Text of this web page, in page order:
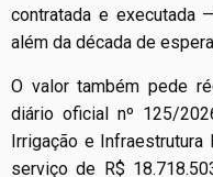
contratada e executada
além da década de
O valor também pede
diário oficial nº 125/
Irrigação e Infraestrutura
serviço de R$